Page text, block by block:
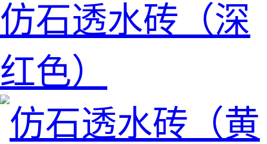
仿石透水砖（深
红色）